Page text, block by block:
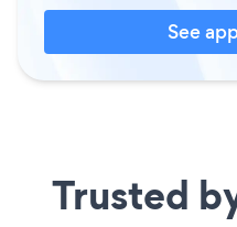
See
Trusted